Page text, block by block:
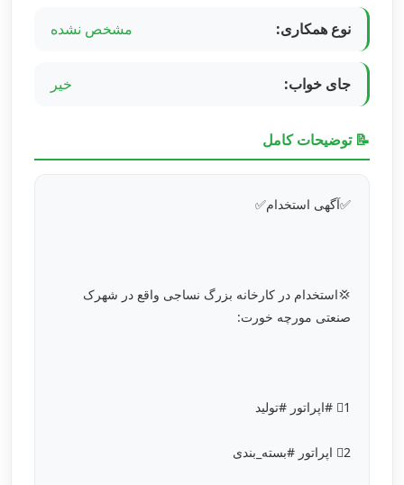
نوع همکاری: مشخص نشده
جای خواب: خیر
📝 توضیحات کامل
✅آگهی استخدام✅
💢استخدام در کارخانه بزرگ نساجی واقع در شهرک
صنعتی مورچه خورت:
1⃣ #اپراتور #تولید
2⃣ اپراتور #بسته_بندی